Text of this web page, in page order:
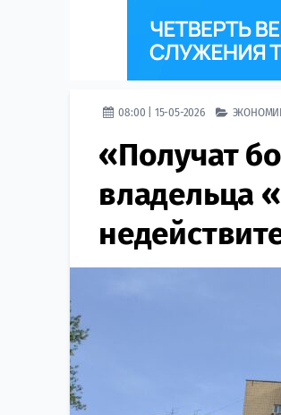
08:00 | 15-05-2026
«Получат
владельца